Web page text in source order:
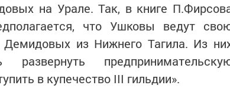
на Урале. Так, в книге
что Ушковы ведут
Демидовых из Нижнего Тагила. Из
в купечество III гильдии».